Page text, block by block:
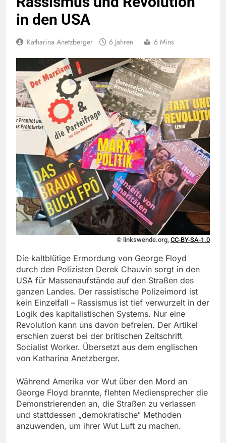
in den USA
Katharina Anetzberger 6 Jahren 6 Mins
© linkswende.org, CC-BY-SA-1.0
Die kaltblütige Ermordung von George Floyd
durch den Polizisten Derek Chauvin sorgt in den
USA für Massenaufstände auf den Straßen des
ganzen Landes. Der rassistische Polizeimord ist
kein Einzelfall – Rassismus ist tief verwurzelt in der
Logik des kapitalistischen Systems. Nur eine
Revolution kann uns davon befreien. Der Artikel
erschien zuerst bei der britischen Zeitschrift
Socialist Worker. Übersetzt aus dem englischen
von Katharina Anetzberger.
Während Amerika vor Wut über den Mord an
George Floyd brannte, flehten Mediensprecher die
Demonstrierenden an, die Straßen zu verlassen
und stattdessen „demokratische“ Methoden
anzuwenden, um ihrer Wut Luft zu machen.